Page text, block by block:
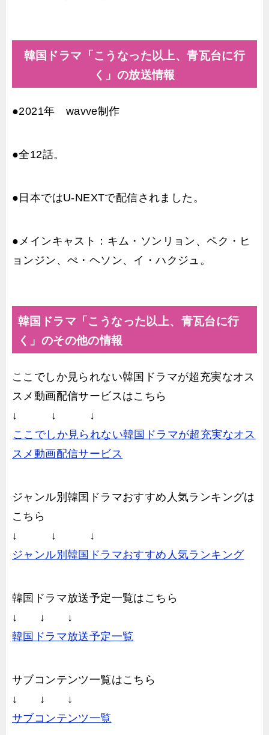
韓国ドラマ「こうなった以上、青瓦台に行
く」の放送情報
●2021年 wavve制作
●全12話。
●日本ではU-NEXTで配信されました。
●メインキャスト：キム・ソンリョン、ペク・ヒ
ョンジン、ぺ・ヘソン、イ・ハクジュ。
韓国ドラマ「こうなった以上、青瓦台に行
く」のその他の情報
ここでしか見られない韓国ドラマが超充実なオス
スメ動画配信サービスはこちら
↓ ↓ ↓
ここでしか見られない韓国ドラマが超充実なオス
スメ動画配信サービス
ジャンル別韓国ドラマおすすめ人気ランキングは
こちら
↓ ↓ ↓
ジャンル別韓国ドラマおすすめ人気ランキング
韓国ドラマ放送予定一覧はこちら
↓ ↓ ↓
韓国ドラマ放送予定一覧
サブコンテンツ一覧はこちら
↓ ↓ ↓
サブコンテンツ一覧